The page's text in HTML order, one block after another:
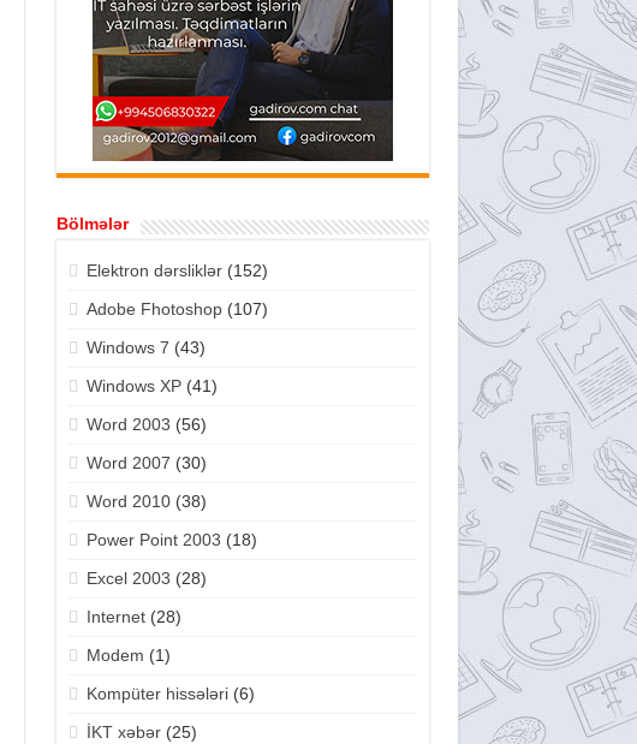
Bölmələr
Elektron dərsliklər(152)
Adobe Fhotoshop(107)
Windows 7 (43)
Windows XP(41)
Word 2003 (56)
Word 2007 (30)
Word 2010(38)
Power Point 2003 (18)
Excel 2003 (28)
Internet(28)
Modem (1)
Kompüter hissələri(6)
İKT xəbər(25)